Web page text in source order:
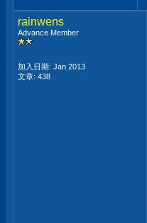
rainwens
Advance Member
加入日期: Jan 2013
文章: 438